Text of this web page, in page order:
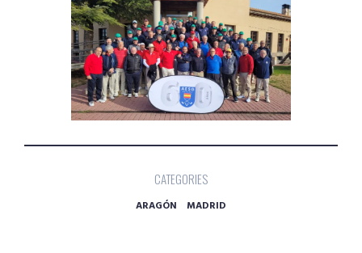
CATEGORIES
ARAGÓN MADRID